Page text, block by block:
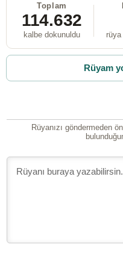
Toplam
114.632
kalbe dokunuldu rüya
Rüyam
Rüyanızı göndermeden